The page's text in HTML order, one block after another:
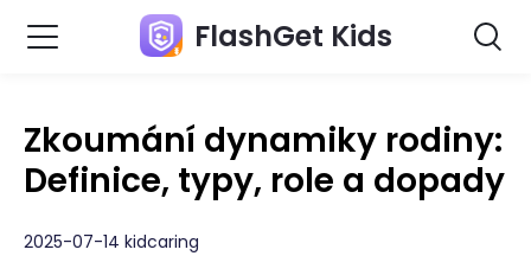
FlashGet Kids
Zkoumání dynamiky rodiny:
Definice, typy, role a dopady
2025-07-14 kidcaring